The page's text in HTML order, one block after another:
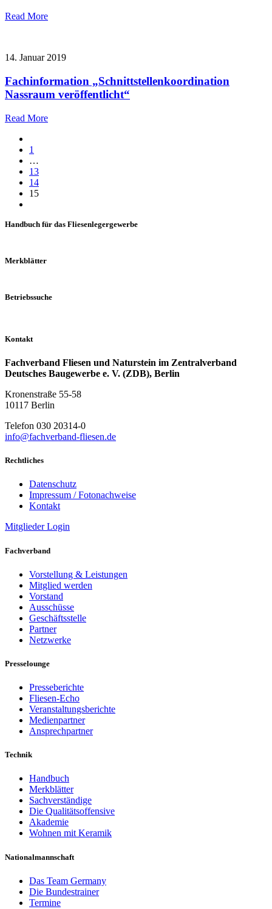
Read More
14. Januar 2019
Fachinformation „Schnittstellenkoordination
Nassraum veröffentlicht“
Read More
1
…
13
14
15
Handbuch für das Fliesenlegergewerbe
Merkblätter
Betriebssuche
Kontakt
Fachverband Fliesen und Naturstein im Zentralverband
Deutsches Baugewerbe e. V. (ZDB), Berlin
Kronenstraße 55-58
10117 Berlin
Telefon 030 20314-0
info@fachverband-fliesen.de
Rechtliches
Datenschutz
Impressum / Fotonachweise
Kontakt
Mitglieder Login
Fachverband
Vorstellung & Leistungen
Mitglied werden
Vorstand
Ausschüsse
Geschäftsstelle
Partner
Netzwerke
Presselounge
Presseberichte
Fliesen-Echo
Veranstaltungsberichte
Medienpartner
Ansprechpartner
Technik
Handbuch
Merkblätter
Sachverständige
Die Qualitätsoffensive
Akademie
Wohnen mit Keramik
Nationalmannschaft
Das Team Germany
Die Bundestrainer
Termine